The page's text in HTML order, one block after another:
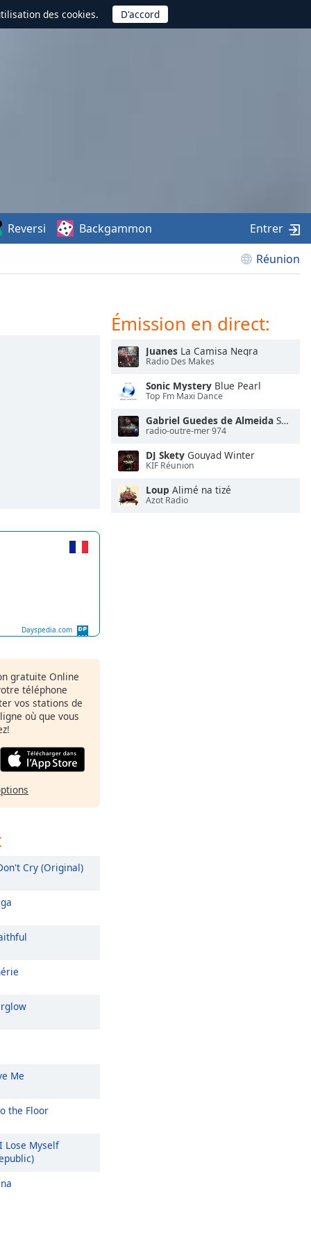
des cookies.
Réunion
Reversi Backgammon Entrer
Dayspedia.com
gratuite Online
téléphone
vos stations de
où que vous
Cry (Original)
Me
the Floor
Myself
Émission en direct:
Juanes La Camisa Negra
Radio Des Makes
Sonic Mystery Blue Pearl
Top Fm Maxi Dance
Gabriel Guedes de Almeida Santo pra Sempre (Ao Vivo)
radio-outre-mer 974
DJ Skety Gouyad Winter
KIF Réunion
Loup Alimé na tizé
Azot Radio